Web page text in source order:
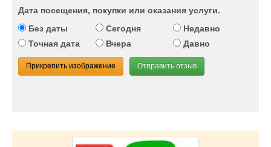
Дата посещения, покупки или оказания услуги.
Без даты
Сегодня
Недавно
Точная дата
Вчера Давно
Прикрепить изображение Отправить отзыв